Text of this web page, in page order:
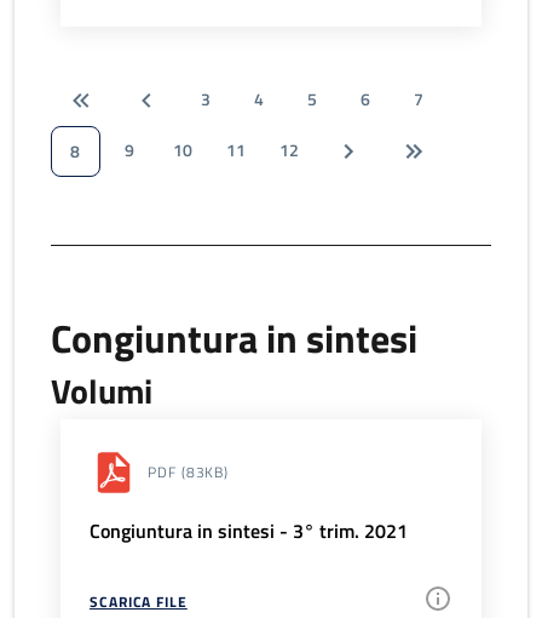
3 4 5 6
7
8
9 10 11 12
Congiuntura in sintesi
Volumi
PDF (83KB)
Congiuntura in sintesi - 3° trim. 2021
SCARICA FILE